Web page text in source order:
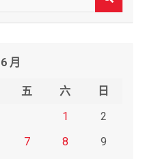
月
五 六
日
1
2
7 8
9